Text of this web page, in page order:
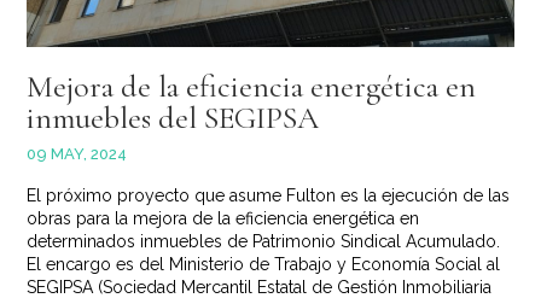
Mejora de la eficiencia energética en
inmuebles del SEGIPSA
09 MAY, 2024
El próximo proyecto que asume Fulton es la ejecución de las
obras para la mejora de la eficiencia energética en
determinados inmuebles de Patrimonio Sindical Acumulado.
El encargo es del Ministerio de Trabajo y Economía Social al
SEGIPSA (Sociedad Mercantil Estatal de Gestión Inmobiliaria